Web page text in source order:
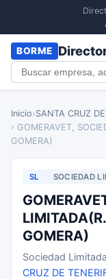
BORME
Inicio›SANTA CRUZ
› GOMERAVET,
GOMERA)
SL SOCIEDAD
GOMERA)
Sociedad
CRUZ DE